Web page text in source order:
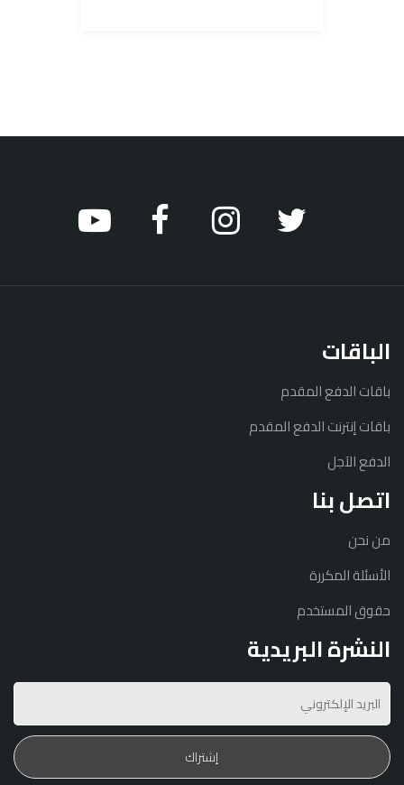
الباقات
باقات الدفع المقدم
باقات إنترنت الدفع المقدم
الدفع الآجل
اتصل بنا
من نحن
الأسئلة المكررة
حقوق المستخدم
النشرة البريدية